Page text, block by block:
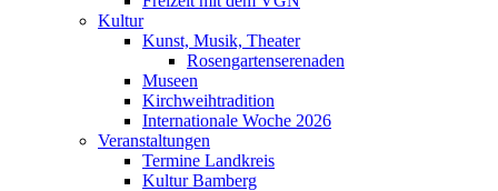
Kultur
Kunst, Musik, Theater
Rosengartenserenaden
Museen
Kirchweihtradition
Internationale Woche 2026
Veranstaltungen
Termine Landkreis
Kultur Bamberg